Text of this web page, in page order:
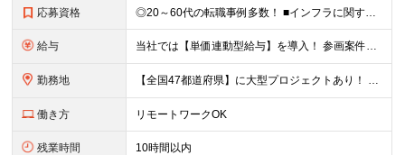
応募資格 ◎20～60代の転職事例多数！ ■インフラに関する何らかのご経験 ■学歴不問/転職回数は一切不問！
給与 当社では【単価連動型給与】を導入！ 参画案件の契約単価に連動して給与が決定。 還元率は単価の【70％～80％】と東証プライム上場グループとして高水準です！（社会保険料・教育コスト含む） ■関東：月給
勤務地 【全国47都道府県】に大型プロジェクトあり！ 主要勤務地： 北海道/宮城県/栃木県/埼玉県/千葉県/東京都/神奈川県/愛知県/大阪府/京都府/兵庫県/広島県/福岡県/熊本県 ※勤務エリアは、あなたの
働き方 リモートワークOK
残業時間 10時間以内